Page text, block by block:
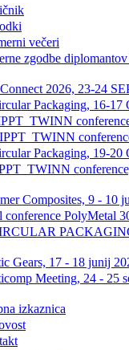
večeri
zgodbe
2026, 23-24
Packaging, 16-17
Packaging, 19-20
Composites, 9 - 10
conference PolyMetal
Gears, 17 - 18 junij
Meeting, 24 - 25
izkaznica